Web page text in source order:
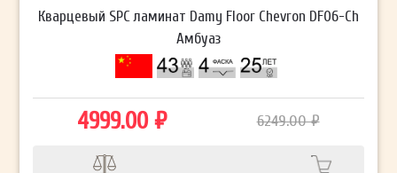
Кварцевый SPC ламинат Damy Floor Chevron DF06-Ch
Амбуаз
4999.00 ₽ 6249.00 ₽